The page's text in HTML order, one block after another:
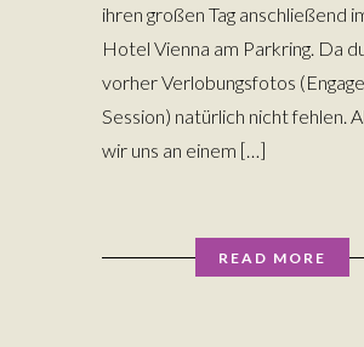
ihren großen Tag anschließend
Hotel Vienna am Parkring. Da
vorher Verlobungsfotos
Session) natürlich nicht fehlen.
wir uns an einem […]
READ MORE